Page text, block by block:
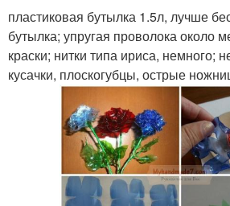
пластиковая бутылка 1.5л, лучше
бутылка; упругая проволока около
краски; нитки типа ириса, немного;
кусачки, плоскогубцы, острые